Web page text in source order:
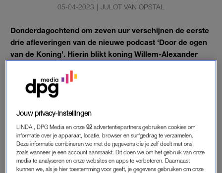
05-04-2023 | JULOT VAN OPSTAL
Donderdagochtend om zeven uur verschijnen de eerste
drie afleveringen van de nieuwe podcast ‘Door de ogen
van de Koning’. Hierin blikt koning Willem-Alexander
Dat maakt het Koninklijk Huis bekend op Instagram. In de
podcast komen verrassende quotes voorbij.
VAKANTIEREL
Zo heeft Willem-Alexander het over “een soort out-of-body
experience” en over de vakantierel toen hij met zijn gezin in
Griekenland verbleef tijdens corona: “Andere mensen in
Jouw privacy-instellingen
LINDA., DPG Media en onze92 advertentiepartners gebruiken cookies om
informatie over je apparaat, locatie, browser en surfgedrag te verzamelen.
Deze informatie combineren we met de gegevens die je zelf deelt met ons,
zoals wanneer je een account aanmaakt. Dit doen we om het gebruik van onze
media te analyseren en onze websites en apps te verbeteren. Daarnaast
kunnen we, als je hier toestemming voor geeft, je gegevens gebruiken om onze